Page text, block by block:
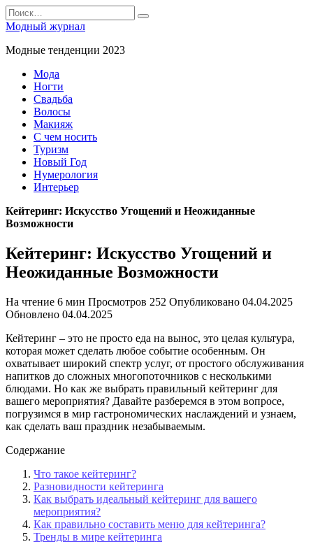
Перейти
к
содержанию
Search
for:
Модный журнал
Модные тенденции 2023
Мода
Ногти
Свадьба
Волосы
Макияж
С чем носить
Туризм
Новый Год
Нумерология
Интерьер
Кейтеринг: Искусство Угощений и Неожиданные
Возможности
Кейтеринг: Искусство Угощений и
Неожиданные Возможности
На чтение 6 мин Просмотров 252 Опубликовано 04.04.2025
Обновлено 04.04.2025
Кейтеринг – это не просто еда на вынос, это целая культура,
которая может сделать любое событие особенным. Он
охватывает широкий спектр услуг, от простого обслуживания
напитков до сложных многопоточников с несколькими
блюдами. Но как же выбрать правильный кейтеринг для
вашего мероприятия? Давайте разберемся в этом вопросе,
погрузимся в мир гастрономических наслаждений и узнаем,
как сделать ваш праздник незабываемым.
Содержание
Что такое кейтеринг?
Разновидности кейтеринга
Как выбрать идеальный кейтеринг для вашего
мероприятия?
Как правильно составить меню для кейтеринга?
Тренды в мире кейтеринга